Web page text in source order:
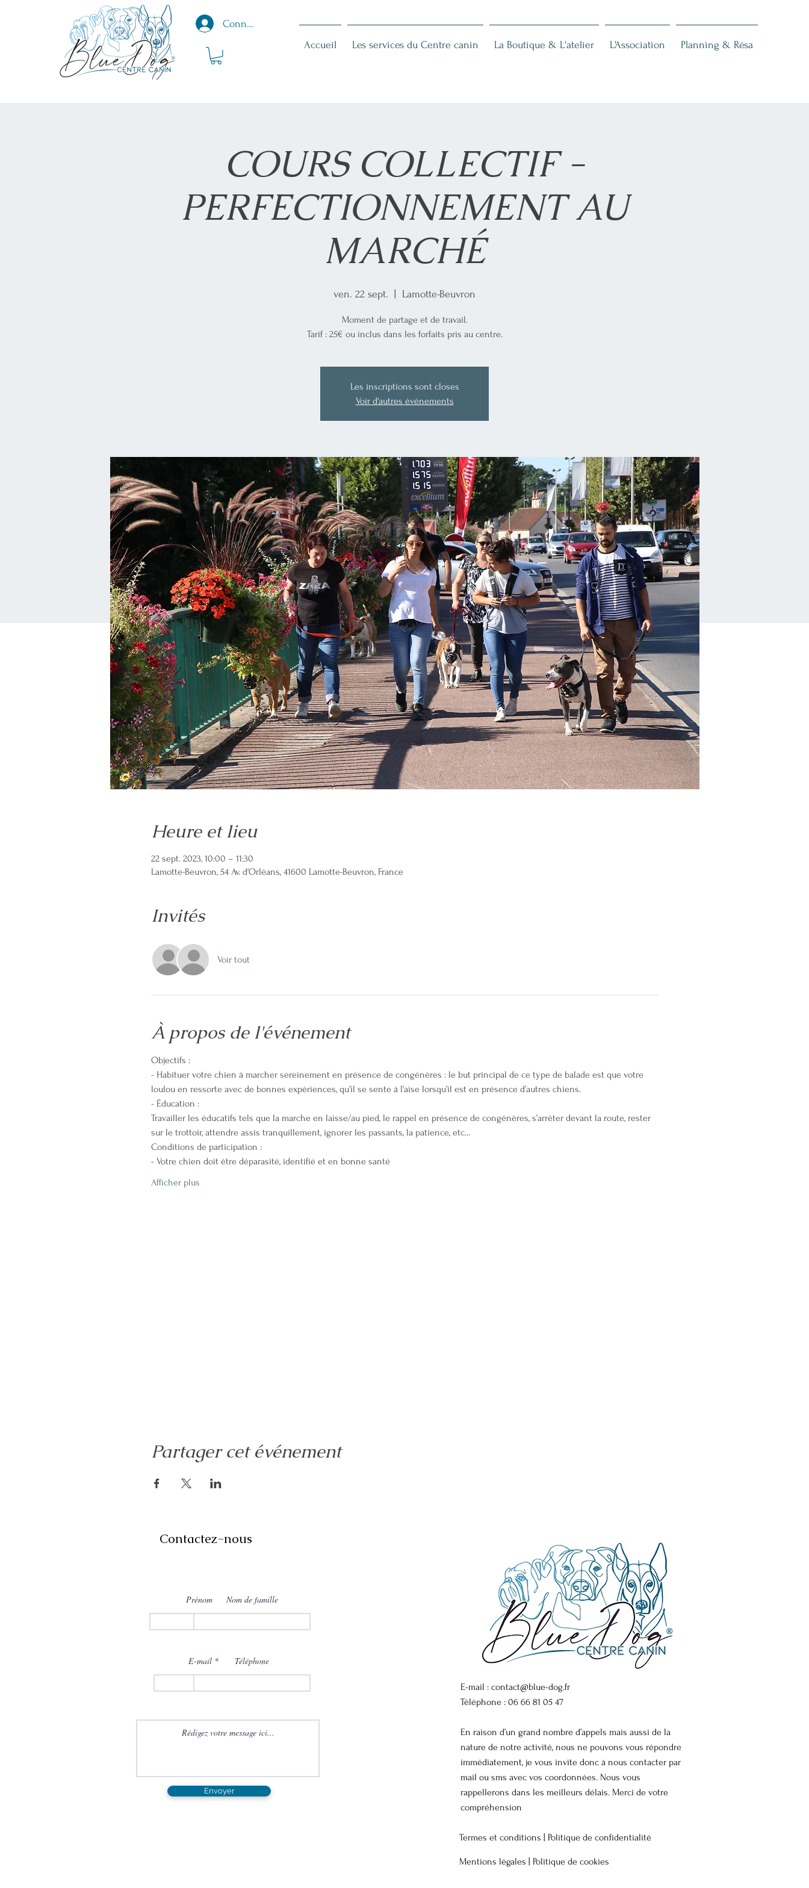
Connexion
Accueil
Les services du Centre canin La Boutique & L'atelier L'Association Planning & Résa
COURS COLLECTIF -
PERFECTIONNEMENT AU
MARCHÉ
ven. 22 sept. Lamotte-Beuvron
Moment de partage et de travail.
Tarif : 25€ ou inclus dans les forfaits pris au centre.
Les inscriptions sont closes
Voir d'autres événements
Heure et lieu
22 sept. 2023, 10:00 – 11:30
Lamotte-Beuvron, 54 Av. d'Orléans, 41600 Lamotte-Beuvron, France
Invités
Voir tout
À propos de l'événement
Objectifs :
- Habituer votre chien à marcher sereinement en présence de congénères : le but principal de ce type de balade est que votre
loulou en ressorte avec de bonnes expériences, qu’il se sente à l’aise lorsqu’il est en présence d’autres chiens.
- Éducation :
Travailler les éducatifs tels que la marche en laisse/au pied, le rappel en présence de congénères, s’arrêter devant la route, rester
sur le trottoir, attendre assis tranquillement, ignorer les passants, la patience, etc...
Conditions de participation :
- Votre chien doit être déparasité, identifié et en bonne santé
Afficher plus
Partager cet événement
Contactez-nous
Prénom Nom de famille
E-mail Téléphone
Envoyer
E-mail : contact@blue-dog.fr
Téléphone : 06 66 81 05 47
En raison d’un grand nombre d’appels mais aussi de la
nature de notre activité, nous ne pouvons vous répondre
immédiatement, je vous invite donc à nous contacter par
mail ou sms avec vos coordonnées. Nous vous
rappellerons dans les meilleurs délais. Merci de votre
compréhension
Termes et conditions | Politique de confidentialité
Mentions légales | Politique de cookies